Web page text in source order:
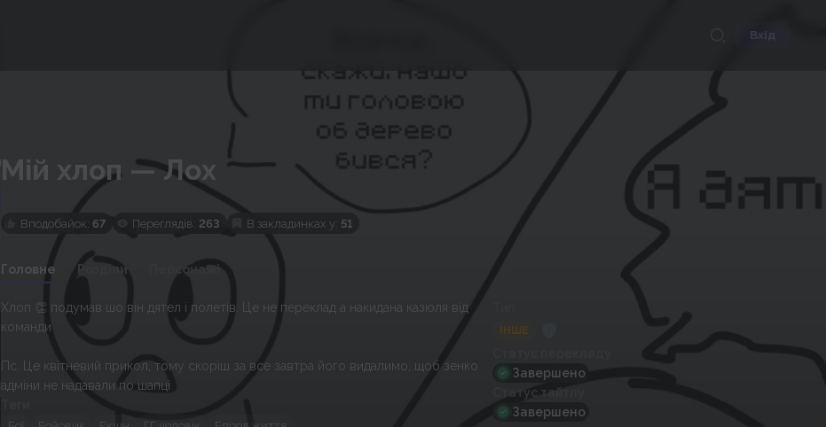
Вхід
Мій хлоп — Лох
Вподобайок: 67 Переглядів: 263 В закладинках у: 51
Головне Розділи Персонажі
Хлоп 👏 подумав шо він дятел і полетів. Це не переклад а накидана казюля від
команди
Пс. Це квітневий прикол, тому скоріш за все завтра його видалимо, щоб зенко
адміни не надавали по шапці
ІНШЕ
Завершено
Статус тайтлу
Завершено